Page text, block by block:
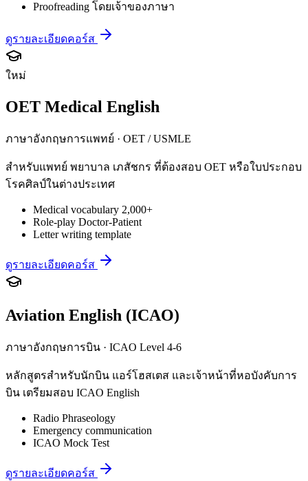
Proofreading โดยเจ้าของภาษา
ดูรายละเอียดคอร์ส
ใหม่
OET Medical English
ภาษาอังกฤษการแพทย์ · OET / USMLE
สำหรับแพทย์ พยาบาล เภสัชกร ที่ต้องสอบ OET หรือใบประกอบ
โรคศิลป์ในต่างประเทศ
Medical vocabulary 2,000+
Role-play Doctor-Patient
Letter writing template
ดูรายละเอียดคอร์ส
Aviation English (ICAO)
ภาษาอังกฤษการบิน · ICAO Level 4-6
หลักสูตรสำหรับนักบิน แอร์โฮสเตส และเจ้าหน้าที่หอบังคับการ
บิน เตรียมสอบ ICAO English
Radio Phraseology
Emergency communication
ICAO Mock Test
ดูรายละเอียดคอร์ส